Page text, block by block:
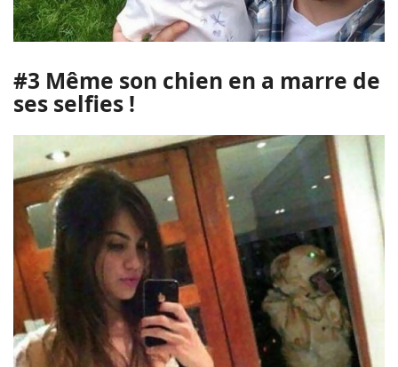
#3 Même son chien en a marre de
ses selfies !